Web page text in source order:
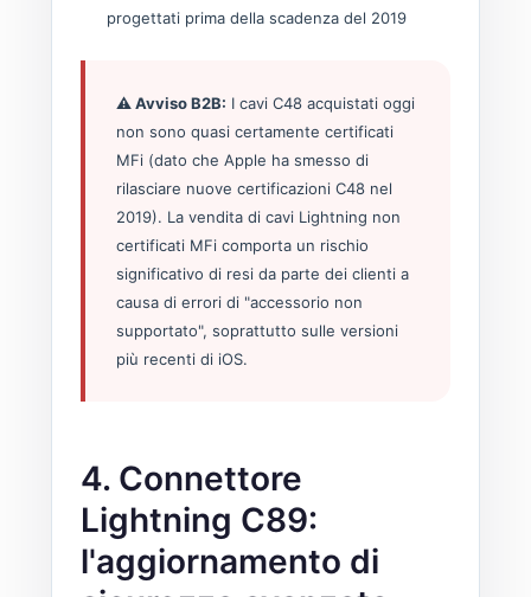
progettati prima della scadenza del 2019
⚠️ Avviso B2B: I cavi C48 acquistati oggi
non sono quasi certamente certificati
MFi (dato che Apple ha smesso di
rilasciare nuove certificazioni C48 nel
2019). La vendita di cavi Lightning non
certificati MFi comporta un rischio
significativo di resi da parte dei clienti a
causa di errori di "accessorio non
supportato", soprattutto sulle versioni
più recenti di iOS.
4. Connettore
Lightning C89:
l'aggiornamento di